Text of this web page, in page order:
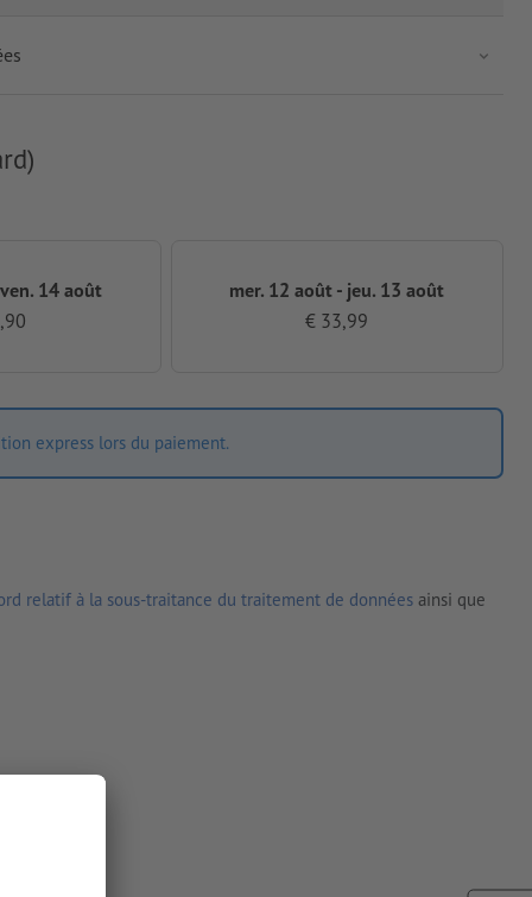
14 août
mer. 12 août - jeu. 13 août
€ 33,99
express lors du paiement.
relatif à la sous-traitance du traitement de données ainsi que